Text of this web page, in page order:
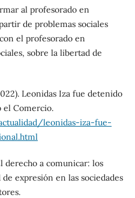
al profesorado en
de problemas sociales
el profesorado en
sobre la libertad de
Leonidas Iza fue detenido
el Comercio.
leonidas-iza-fue-
derecho a comunicar: los
expresión en las sociedades